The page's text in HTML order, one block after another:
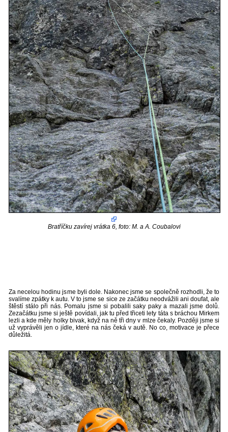
Bratříčku zavírej vrátka 6, foto: M. a A. Coubalovi
Za necelou hodinu jsme byli dole. Nakonec jsme se společně rozhodli, že to
svalíme zpátky k autu. V to jsme se sice ze začátku neodvážili ani doufat, ale
štěstí stálo při nás. Pomalu jsme si pobalili saky paky a mazali jsme dolů.
Zezačátku jsme si ještě povídali, jak tu před třiceti lety táta s bráchou Mirkem
lezli a kde měly holky bivak, když na ně tři dny v mlze čekaly. Později jsme si
už vyprávěli jen o jídle, které na nás čeká v autě. No co, motivace je přece
důležitá.